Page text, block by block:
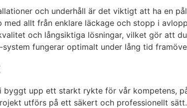
och underhåll är det viktigt att ha en
allt från enklare läckage och stopp i
och långsiktiga lösningar, vilket gör att
fungerar optimalt under lång tid
upp ett starkt rykte för vår kompetens,
utförs på ett säkert och professionellt